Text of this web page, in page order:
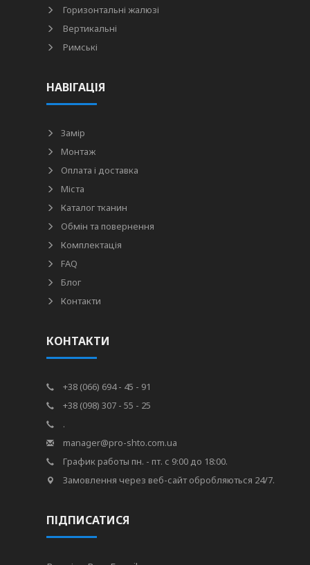
Горизонтальні жалюзі
Вертикальні
Римські
НАВІГАЦІЯ
Замір
Монтаж
Оплата і доставка
Міста
Каталог тканин
Обмін та повернення
Комплектація
FAQ
Блог
Контакти
КОНТАКТИ
+38 (066) 694 - 45 - 91
+38 (098) 307 - 55 - 25
.
manager@pro-shto.com.ua
График работы пн. - пт. с 9:00 до 18:00.
Замовлення через веб-сайт обробляються 24/7.
ПІДПИСАТИСЯ